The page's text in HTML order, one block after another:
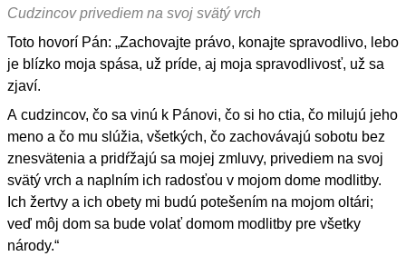
Cudzincov privediem na svoj svätý vrch
Toto hovorí Pán: „Zachovajte právo, konajte spravodlivo, lebo
je blízko moja spása, už príde, aj moja spravodlivosť, už sa
zjaví.
A cudzincov, čo sa vinú k Pánovi, čo si ho ctia, čo milujú jeho
meno a čo mu slúžia, všetkých, čo zachovávajú sobotu bez
znesvätenia a pridŕžajú sa mojej zmluvy, privediem na svoj
svätý vrch a naplním ich radosťou v mojom dome modlitby.
Ich žertvy a ich obety mi budú potešením na mojom oltári;
veď môj dom sa bude volať domom modlitby pre všetky
národy.“